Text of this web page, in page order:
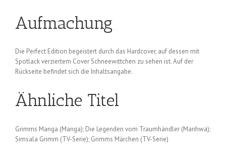
Aufmachung
Die Perfect Edition begeistert durch das Hardcover, auf dessen mit
Spotlack verziertem Cover Schneewittchen zu sehen ist. Auf der
Rückseite befindet sich die Inhaltsangabe.
Ähnliche Titel
Grimms Manga (Manga); Die Legenden vom Traumhändler (Manhwa);
Simsala Grimm (TV-Serie); Grimms Märchen (TV-Serie)